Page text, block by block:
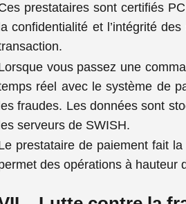
prestataires sont certifiés
la confidentialité et l’intégrité
vous passez une
réel avec le système de
fraudes. Les données sont
serveurs de SWISH.
prestataire de paiement fait
des opérations à hauteur